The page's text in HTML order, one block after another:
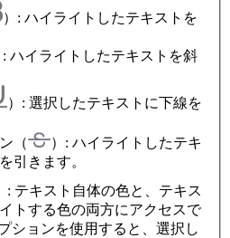
）: ハイライトしたテキストを
ハイライトしたテキストを斜
）: 選択したテキストに下線を
（
）: ハイライトしたテキ
引きます。
: テキスト自体の色と、テキス
トする色の両方にアクセスで
ションを使用すると、選択し